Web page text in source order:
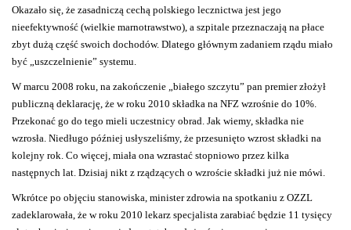
Okazało się, że zasadniczą cechą polskiego lecznictwa jest jego
nieefektywność (wielkie marnotrawstwo), a szpitale przeznaczają na płace
zbyt dużą część swoich dochodów. Dlatego głównym zadaniem rządu miało
być „uszczelnienie” systemu.
W marcu 2008 roku, na zakończenie „białego szczytu” pan premier złożył
publiczną deklarację, że w roku 2010 składka na NFZ wzrośnie do 10%.
Przekonać go do tego mieli uczestnicy obrad. Jak wiemy, składka nie
wzrosła. Niedługo później usłyszeliśmy, że przesunięto wzrost składki na
kolejny rok. Co więcej, miała ona wzrastać stopniowo przez kilka
następnych lat. Dzisiaj nikt z rządzących o wzroście składki już nie mówi.
Wkrótce po objęciu stanowiska, minister zdrowia na spotkaniu z OZZL
zadeklarowała, że w roku 2010 lekarz specjalista zarabiać będzie 11 tysięcy